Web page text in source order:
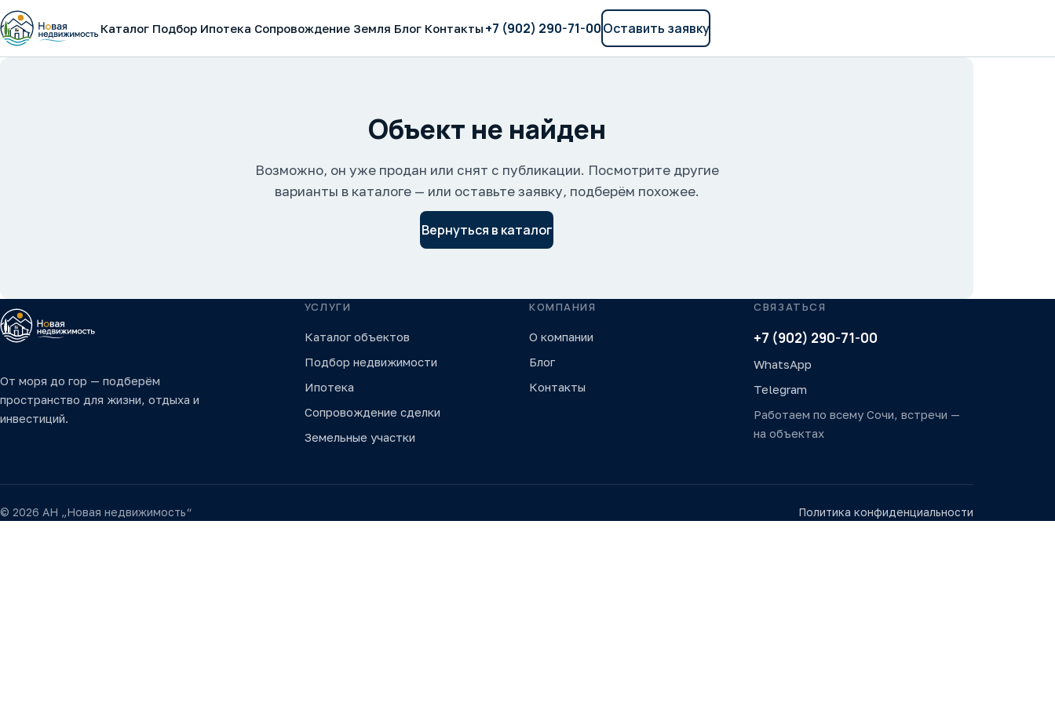
Каталог Подбор Ипотека Сопровождение Земля Блог Контакты +7 (902) 290-71-00Оставить заявку
Объект не найден
Возможно, он уже продан или снят с публикации. Посмотрите другие
варианты в каталоге — или оставьте заявку, подберём похожее.
Вернуться в каталог
От моря до гор — подберём
пространство для жизни, отдыха и
инвестиций.
УСЛУГИ
Каталог объектов
Подбор недвижимости
Ипотека
Сопровождение сделки
Земельные участки
КОМПАНИЯ
О компании
Блог
Контакты
СВЯЗАТЬСЯ
+7 (902) 290-71-00
WhatsApp
Telegram
Работаем по всему Сочи, встречи —
на объектах
© 2026 АН „Новая недвижимость“ Политика конфиденциальности